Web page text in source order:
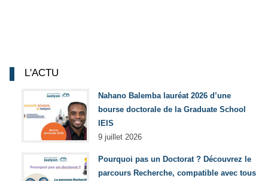
L'ACTU
Nahano Balemba lauréat 2026 d’une
bourse doctorale de la Graduate School
IEIS
9 juillet 2026
Pourquoi pas un Doctorat ? Découvrez le
parcours Recherche, compatible avec tous